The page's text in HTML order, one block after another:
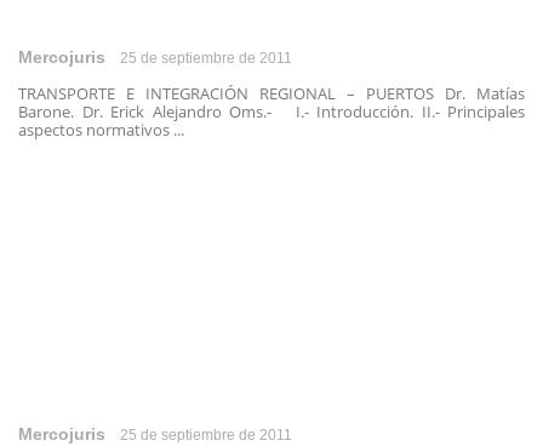
Mercojuris 25 de septiembre de 2011
TRANSPORTE E INTEGRACIÓN REGIONAL – PUERTOS Dr. Matías
Barone. Dr. Erick Alejandro Oms.- I.- Introducción. II.- Principales
aspectos normativos ...
Mercojuris 25 de septiembre de 2011